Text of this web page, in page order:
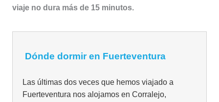
viaje no dura más de 15 minutos.
Dónde dormir en Fuerteventura
Las últimas dos veces que hemos viajado a
Fuerteventura nos alojamos en Corralejo,